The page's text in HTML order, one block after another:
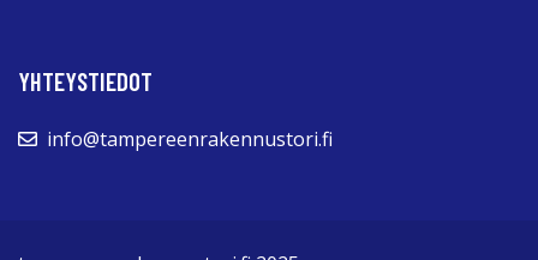
YHTEYSTIEDOT
info@tampereenrakennustori.fi